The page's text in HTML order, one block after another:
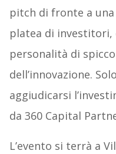
pitch di fronte a
platea di
personalità di
dell’innovazione.
aggiudicarsi
da 360 Capital
L’evento si terrà a